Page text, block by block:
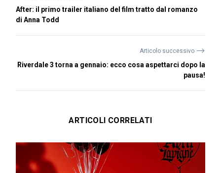
After: il primo trailer italiano del film tratto dal romanzo
di Anna Todd
Articolo successivo ⟶
Riverdale 3 torna a gennaio: ecco cosa aspettarci dopo la
pausa!
ARTICOLI CORRELATI